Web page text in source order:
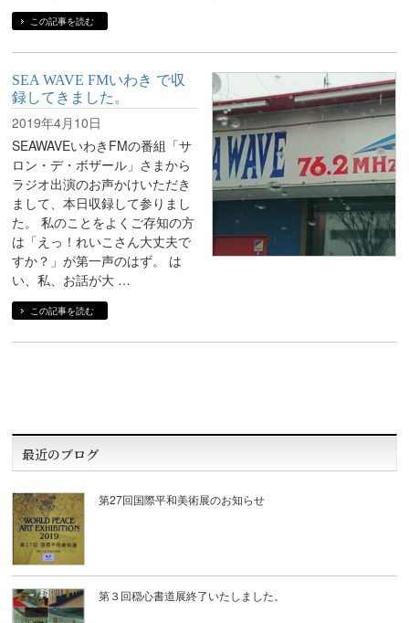
この記事を読む
SEA WAVE FMいわき で収
録してきました。
2019年4月10日
SEAWAVEいわきFMの番組「サ
ロン・デ・ボザール」さまから
ラジオ出演のお声かけいただき
まして、本日収録して参りまし
た。 私のことをよくご存知の方
は「えっ！れいこさん大丈夫で
すか？」が第一声のはず。 は
い、私、お話が大 …
この記事を読む
最近のブログ
第27回国際平和美術展のお知らせ
第３回穏心書道展終了いたしました。